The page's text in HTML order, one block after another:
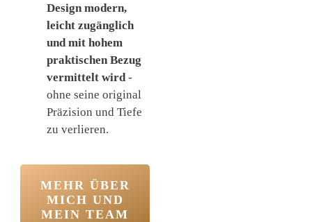
Design modern,
leicht zugänglich
und mit hohem
praktischen Bezug
vermittelt wird-
ohne seine original
Präzision und Tiefe
zu verlieren.
MEHR ÜBER
MICH UND
MEIN TEAM